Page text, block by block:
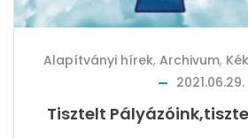
Alapítványi hírek, Archivum,
2021.06.29.
Tisztelt